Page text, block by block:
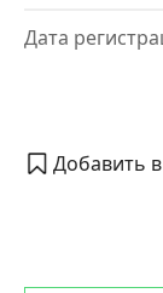
Дата
Добавить